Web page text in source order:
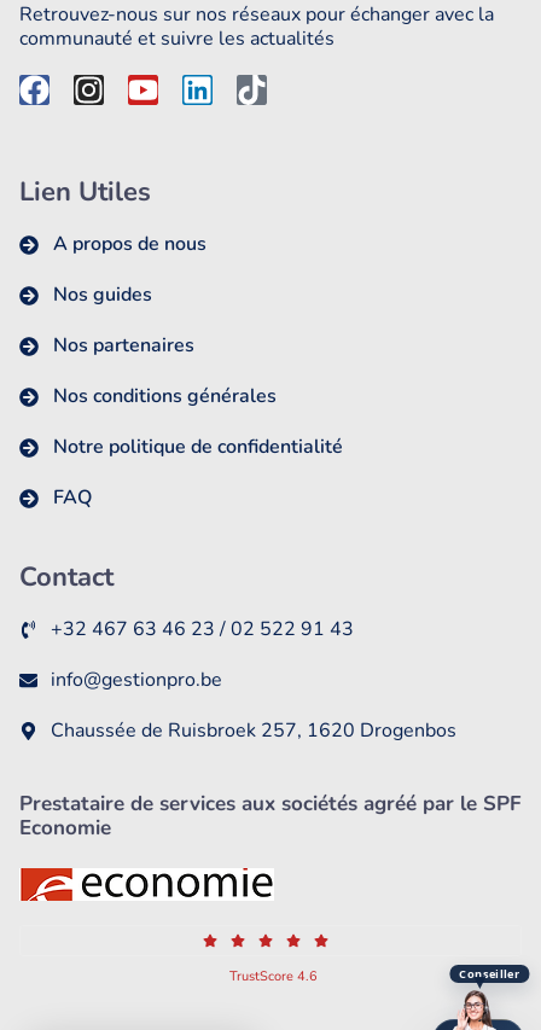
Retrouvez-nous sur nos réseaux pour échanger avec la
communauté et suivre les actualités
Lien Utiles
A propos de nous
Nos guides
Nos partenaires
Nos conditions générales
Notre politique de confidentialité
FAQ
Contact
+32 467 63 46 23 / 02 522 91 43
info@gestionpro.be
Chaussée de Ruisbroek 257, 1620 Drogenbos
Prestataire de services aux sociétés agréé par le SPF
Economie
TrustScore 4.6 Conseiller